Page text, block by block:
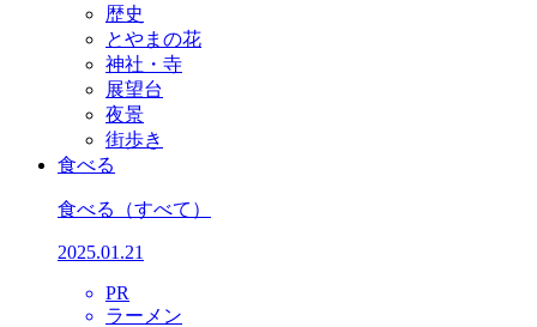
歴史
とやまの花
神社・寺
展望台
夜景
街歩き
食べる
食べる （すべて）
2025.01.21
PR
ラーメン